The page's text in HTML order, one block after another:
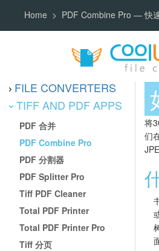
Home PDF Combine Pro — 快
FILE CONVERTERS
TIFF AND PDF APPS
PDF 合并
PDF Combine Pro
PDF 分割器
PDF Splitter Pro
Tiff PDF Cleaner
Total PDF Printer
Total PDF Printer Pro
Tiff 分页
将
们